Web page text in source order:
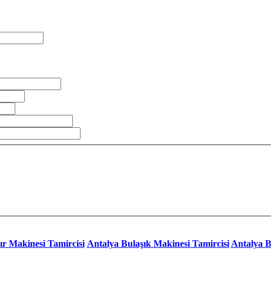
Makinesi Tamircisi Antalya Bulaşık Makinesi Tamircisi Antalya